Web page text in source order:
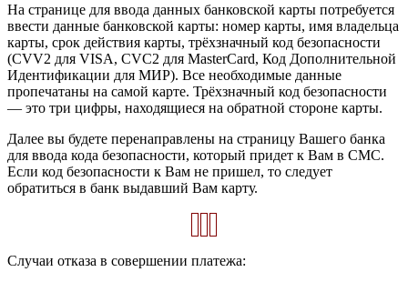
На странице для ввода данных банковской карты потребуется
ввести данные банковской карты: номер карты, имя владельца
карты, срок действия карты, трёхзначный код безопасности
(CVV2 для VISA, CVC2 для MasterCard, Код Дополнительной
Идентификации для МИР). Все необходимые данные
пропечатаны на самой карте. Трёхзначный код безопасности
— это три цифры, находящиеся на обратной стороне карты.
Далее вы будете перенаправлены на страницу Вашего банка
для ввода кода безопасности, который придет к Вам в СМС.
Если код безопасности к Вам не пришел, то следует
обратиться в банк выдавший Вам карту.
Случаи отказа в совершении платежа: